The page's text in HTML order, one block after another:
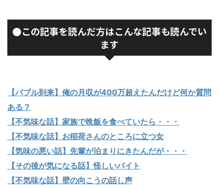
●この記事を読んだ方はこんな記事も読んでい
ます
【バブル到来】俺の月収が400万超えたんだけど何か質問
ある？
【不気味な話】家族で晩飯を食べていたら・・・
【不気味な話】お稲荷さんのところに立つ女
【気味の悪い話】先輩が泊まりにきたんだが・・・
【その後が気になる話】怪しいバイト
【不気味な話】壁の向こうの話し声